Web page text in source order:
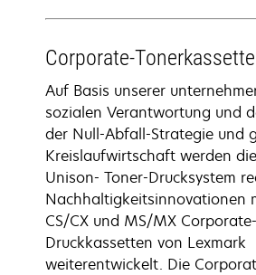
Corporate-
Auf Basis unserer
sozialen Verantwortung und
der Null-Abfall-Strategie und
Kreislaufwirtschaft werden
Unison- Toner-Drucksystem
Nachhaltigkeitsinnovationen
CS/CX und MS/MX Corporate-
Druckkassetten von Lexmark
weiterentwickelt. Die